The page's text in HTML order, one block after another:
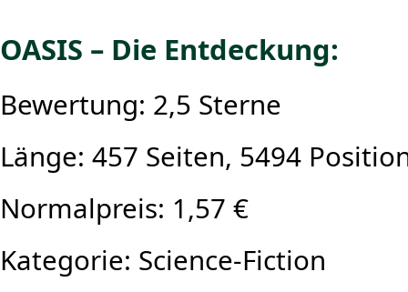
OASIS – Die Entdeckung:
Bewertung: 2,5 Sterne
Länge: 457 Seiten, 5494
Normalpreis: 1,57 €
Kategorie: Science-Fiction